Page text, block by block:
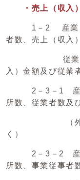
・売上（収入
1－2 産業、経
者数、売上（収入
従業者数、1
入）金額及び従業
2－3－1 産業
所数、従業者数及
（外国の会
く）
2－3－2 産業
所数、事業従事者